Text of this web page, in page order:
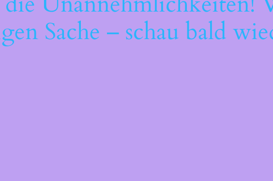
Sache – schau bald